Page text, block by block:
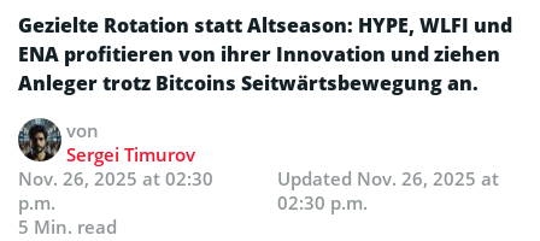
Gezielte Rotation statt Altseason: HYPE, WLFI und
ENA profitieren von ihrer Innovation und ziehen
Anleger trotz Bitcoins Seitwärtsbewegung an.
von
Sergei Timurov
Nov. 26, 2025 at 02:30
p.m.
Updated Nov. 26, 2025 at
02:30 p.m.
5 Min. read